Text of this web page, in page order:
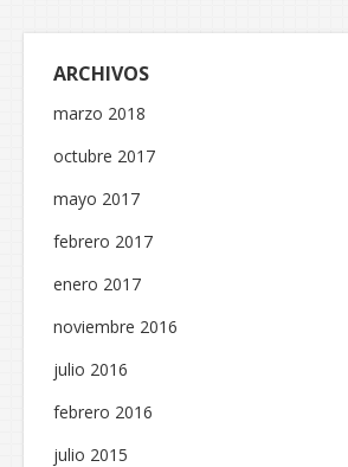
ARCHIVOS
marzo 2018
octubre 2017
mayo 2017
febrero 2017
enero 2017
noviembre 2016
julio 2016
febrero 2016
julio 2015